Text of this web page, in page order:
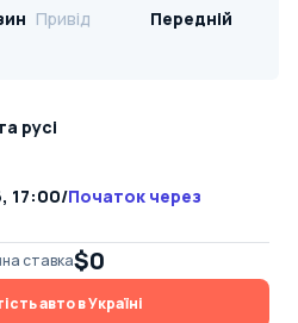
Привід
Передній
русі
17:00/Початок через
ставка$0
авто в Україні